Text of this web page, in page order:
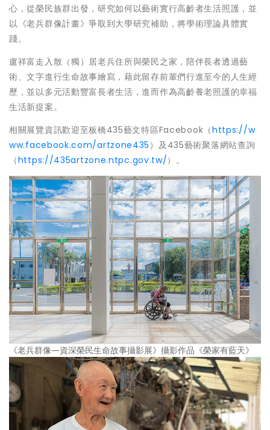
心，從榮民族群出發，研究如何以藝術實行高齡者生活照護，並
以《老兵群像計畫》爭取到大學研究補助，將學術理論具體實
踐。
盧祥富走入散（獨）居老兵住所與榮民之家，陪伴長者透過藝
術、文字進行生命故事繪寫，藉此留存前輩們行進至今的人生經
歷，並以多元活動豐富長者生活，進而作為高齡養老照護的幸福
生活新提案。
相關展覽資訊歡迎至板橋435藝文特區Facebook（https://w
ww.facebook.com/artzone435 ）及435藝術聚落網站查詢
（https://435artzone.ntpc.gov.tw/）。
《老兵群像—資深榮民生命故事攝影展》攝影作品《榮家有藍天》